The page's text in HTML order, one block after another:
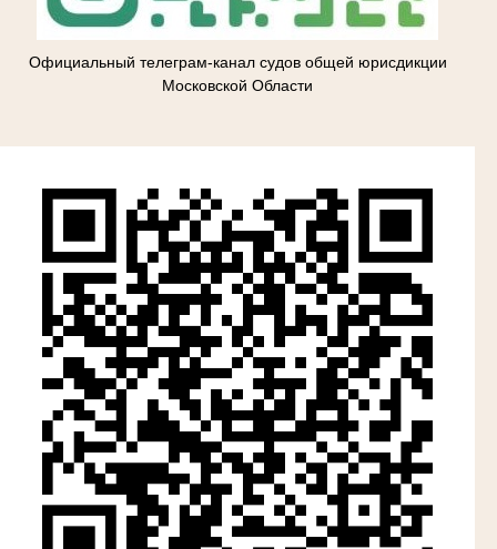
Официальный телеграм-канал судов общей юрисдикции
Московской Области